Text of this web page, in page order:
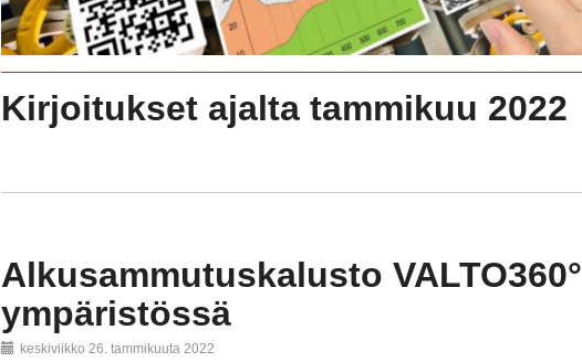
Kirjoitukset ajalta tammikuu 2022
Alkusammutuskalusto VALTO360°
ympäristössä
keskiviikko 26. tammikuuta 2022